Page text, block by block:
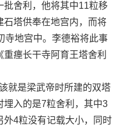
批舍利，他将其中11粒移
石塔供奉在地宫内，而将
寺地宫中。李德裕将此事
瘗长干寺阿育王塔舍利
就是梁武帝时所建的双塔
埋入的是7粒舍利，其中3
外4粒没有记载大小，同时